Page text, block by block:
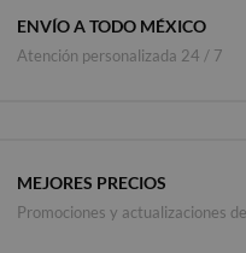
ENVÍO A TODO MÉXICO
Atención personalizada 24 / 7
MEJORES PRECIOS
Promociones y actualizaciones